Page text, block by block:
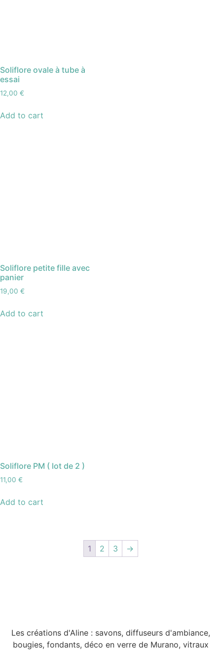
Soliflore ovale à tube à
essai
12,00 €
Add to cart
Soliflore petite fille avec
panier
19,00 €
Add to cart
Soliflore PM ( lot de 2 )
11,00 €
Add to cart
1 2 3 →
Les créations d'Aline : savons, diffuseurs d'ambiance,
bougies, fondants, déco en verre de Murano, vitraux